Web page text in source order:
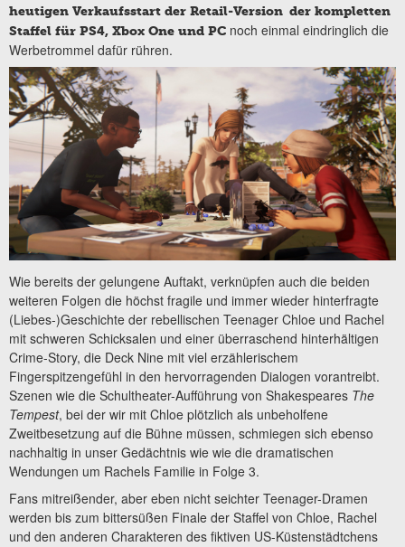
heutigen Verkaufsstart der Retail-Version der kompletten
Staffel für PS4, Xbox One und PC noch einmal eindringlich die
Werbetrommel dafür rühren.
Wie bereits der gelungene Auftakt, verknüpfen auch die beiden
weiteren Folgen die höchst fragile und immer wieder hinterfragte
(Liebes-)Geschichte der rebellischen Teenager Chloe und Rachel
mit schweren Schicksalen und einer überraschend hinterhältigen
Crime-Story, die Deck Nine mit viel erzählerischem
Fingerspitzengefühl in den hervorragenden Dialogen vorantreibt.
Szenen wie die Schultheater-Aufführung von Shakespeares The
Tempest, bei der wir mit Chloe plötzlich als unbeholfene
Zweitbesetzung auf die Bühne müssen, schmiegen sich ebenso
nachhaltig in unser Gedächtnis wie wie die dramatischen
Wendungen um Rachels Familie in Folge 3.
Fans mitreißender, aber eben nicht seichter Teenager-Dramen
werden bis zum bittersüßen Finale der Staffel von Chloe, Rachel
und den anderen Charakteren des fiktiven US-Küstenstädtchens